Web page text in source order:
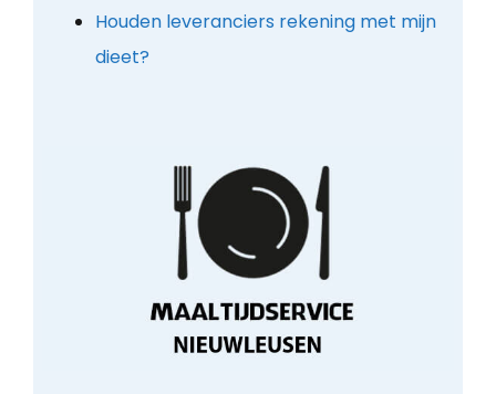
Houden leveranciers rekening met mijn
dieet?